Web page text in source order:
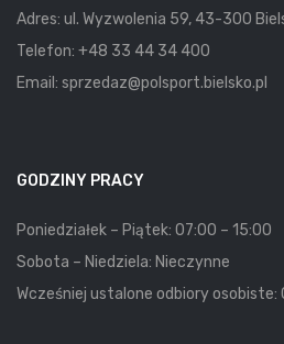
Adres: ul. Wyzwolenia 59, 43-300
Telefon: +48 33 44 34 400
Email: sprzedaz@polsport.bielsko.pl
GODZINY PRACY
Poniedziałek – Piątek: 07:00 – 15:00
Sobota – Niedziela: Nieczynne
Wcześniej ustalone odbiory osobiste: